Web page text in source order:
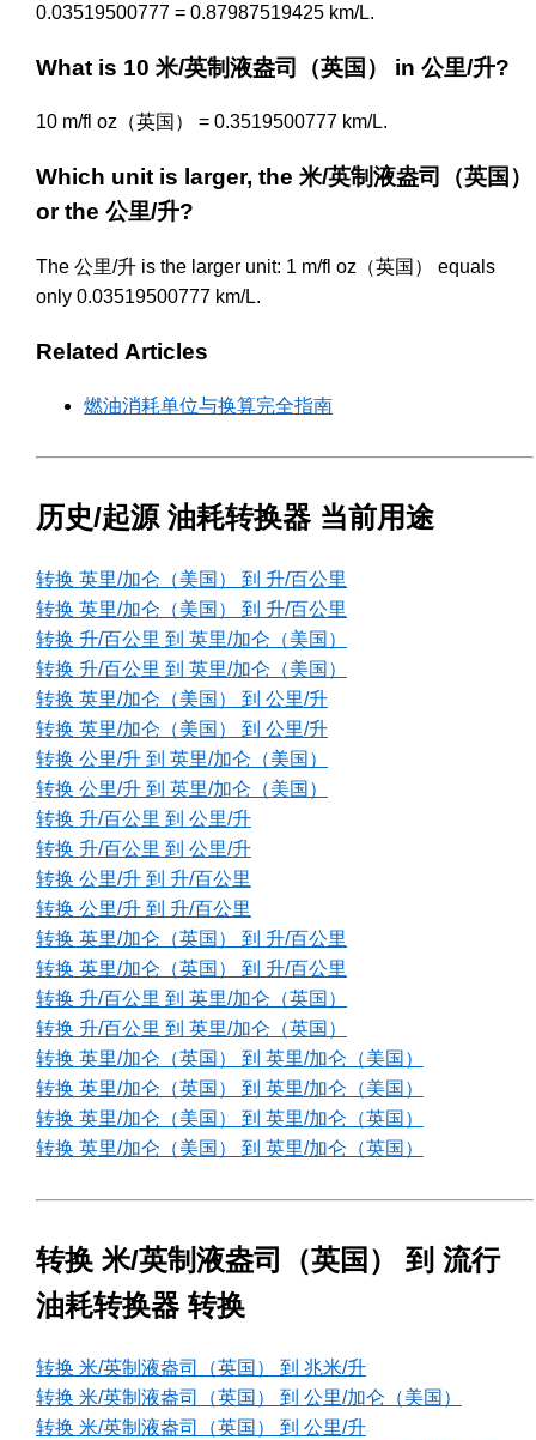
0.03519500777 = 0.87987519425 km/L.
What is 10 米/英制液盎司（英国） in 公里/升?
10 m/fl oz（英国） = 0.3519500777 km/L.
Which unit is larger, the 米/英制液盎司（英国）
or the 公里/升?
The 公里/升 is the larger unit: 1 m/fl oz（英国） equals
only 0.03519500777 km/L.
Related Articles
燃油消耗单位与换算完全指南
历史/起源 油耗转换器 当前用途
转换 英里/加仑（美国） 到 升/百公里
转换 英里/加仑（美国） 到 升/百公里
转换 升/百公里 到 英里/加仑（美国）
转换 升/百公里 到 英里/加仑（美国）
转换 英里/加仑（美国） 到 公里/升
转换 英里/加仑（美国） 到 公里/升
转换 公里/升 到 英里/加仑（美国）
转换 公里/升 到 英里/加仑（美国）
转换 升/百公里 到 公里/升
转换 升/百公里 到 公里/升
转换 公里/升 到 升/百公里
转换 公里/升 到 升/百公里
转换 英里/加仑（英国） 到 升/百公里
转换 英里/加仑（英国） 到 升/百公里
转换 升/百公里 到 英里/加仑（英国）
转换 升/百公里 到 英里/加仑（英国）
转换 英里/加仑（英国） 到 英里/加仑（美国）
转换 英里/加仑（英国） 到 英里/加仑（美国）
转换 英里/加仑（美国） 到 英里/加仑（英国）
转换 英里/加仑（美国） 到 英里/加仑（英国）
转换 米/英制液盎司（英国） 到 流行
油耗转换器 转换
转换 米/英制液盎司（英国） 到 兆米/升
转换 米/英制液盎司（英国） 到 公里/加仑（美国）
转换 米/英制液盎司（英国） 到 公里/升